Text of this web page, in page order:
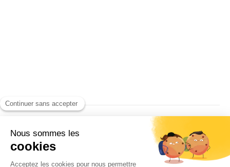
Quelques sons pour se faire
01/06/2012